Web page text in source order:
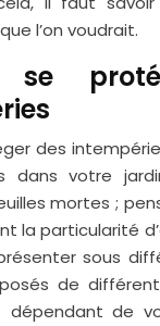
l’on voudrait.
des
dans votre
mortes ;
la particularité
sous
de
de